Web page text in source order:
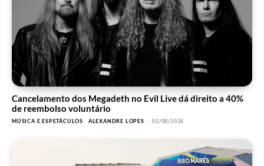
Cancelamento dos Megadeth no Evil Live dá direito a 40%
de reembolso voluntário
MÚSICA E ESPETÁCULOS ALEXANDRE LOPES - 02/08/2026